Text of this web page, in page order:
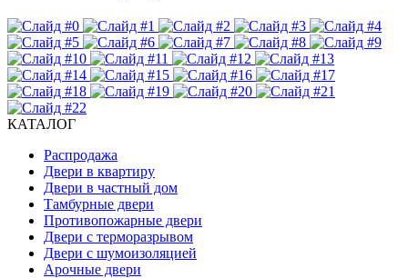
КАТАЛОГ
Распродажа
Двери в квартиру
Двери в частный дом
Тамбурные двери
Противопожарные двери
Двери с терморазрывом
Двери с шумоизоляцией
Арочные двери